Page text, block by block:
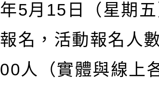
年5月15日（星期
報名，活動報名人
00人（實體與線上